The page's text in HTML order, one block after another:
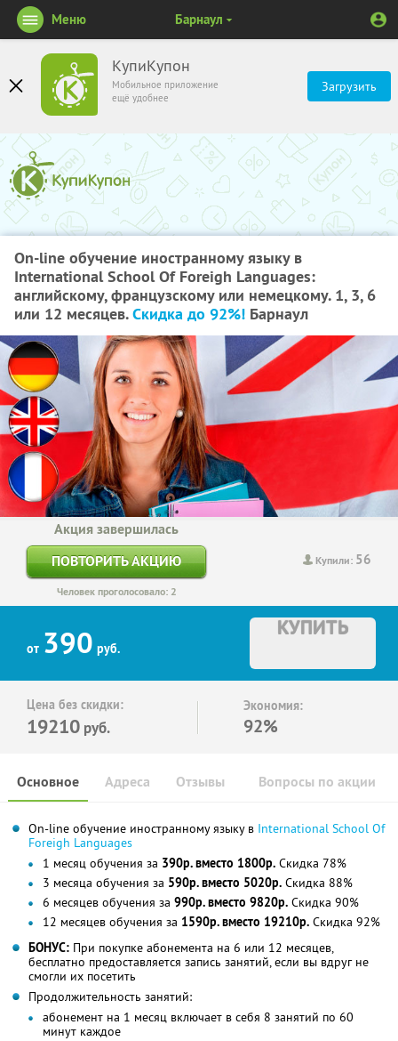
КупиКупон
Мобильное приложение
ещё удобнее
Загрузить
Меню Барнаул
On-line обучение иностранному языку в
International School Of Foreigh Languages:
английскому, французскому или немецкому. 1, 3, 6
или 12 месяцев.Скидка до 92%! Барнаул
Купили: 56
Акция завершилась
ПОВТОРИТЬ АКЦИЮ
Человек проголосовало: 2
от 390 руб.
КУПИТЬ
Цена без скидки:
19210 руб.
Экономия:
92%
Основное Отзывы Вопросы по акции
Адреса
On-line обучение иностранному языку в International School Of
Foreigh Languages
1 месяц обучения за 390р. вместо 1800р. Скидка 78%
3 месяца обучения за 590р. вместо 5020р. Скидка 88%
6 месяцев обучения за 990р. вместо 9820р. Скидка 90%
12 месяцев обучения за 1590р. вместо 19210р. Скидка 92%
БОНУС: При покупке абонемента на 6 или 12 месяцев,
бесплатно предоставляется запись занятий, если вы вдруг не
смогли их посетить
Продолжительность занятий:
абонемент на 1 месяц включает в себя 8 занятий по 60
минут каждое